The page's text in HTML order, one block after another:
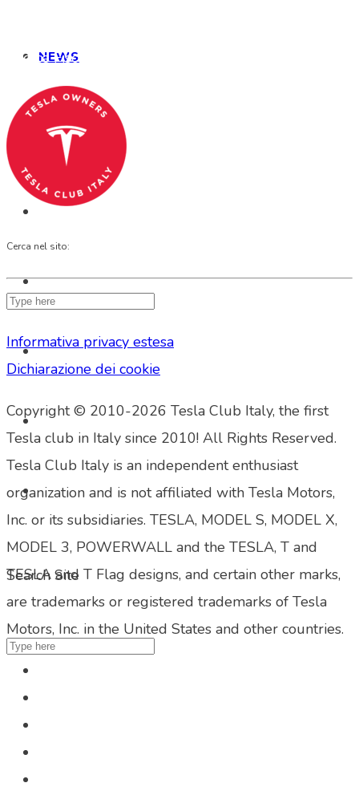
NEWS
SHOP
Search Site
Codice Fiscale: 04093090241
Cerca nel sito:
Informativa privacy estesa
Dichiarazione dei cookie
Copyright © 2010-2026 Tesla Club Italy, the first
Tesla club in Italy since 2010! All Rights Reserved.
Tesla Club Italy is an independent enthusiast
organization and is not affiliated with Tesla Motors,
Inc. or its subsidiaries. TESLA, MODEL S, MODEL X,
MODEL 3, POWERWALL and the TESLA, T and
TESLA and T Flag designs, and certain other marks,
are trademarks or registered trademarks of Tesla
Motors, Inc. in the United States and other countries.